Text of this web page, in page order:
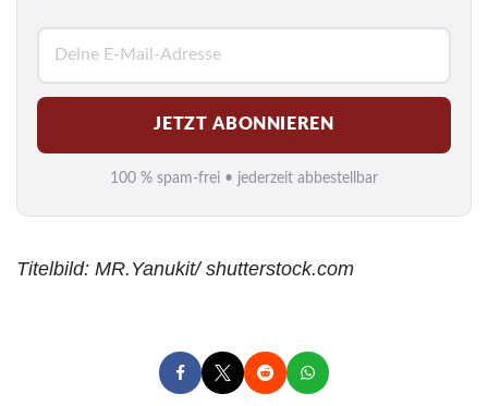
M
a
i
l
*
JETZT ABONNIEREN
100 % spam-frei • jederzeit abbestellbar
Titelbild: MR.Yanukit/ shutterstock.com